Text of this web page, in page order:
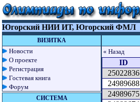
Югорский НИИ ИТ, Югорский ФМЛ
ВИЗИТКА
Новости
О проекте
Регистрация
Гостевая книга
Форум
СИСТЕМА
« Назад
ID
25022836
24989688
24989675